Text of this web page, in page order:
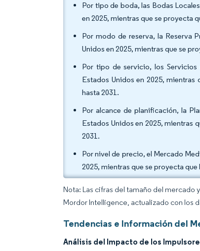
Por tipo de boda, las Bodas
en 2025, mientras que se proyecta
Por modo de reserva, la Reserva
Unidos en 2025, mientras que se
Por tipo de servicio, los
Estados Unidos en 2025,
hasta 2031.
Por alcance de planificación, la
Estados Unidos en 2025, mientras
2031.
Por nivel de precio, el Mercado
2025, mientras que se proyecta
Nota: Las cifras del tamaño del
Mordor Intelligence, actualizado con los
Tendencias e Información del
Análisis del Impacto de los